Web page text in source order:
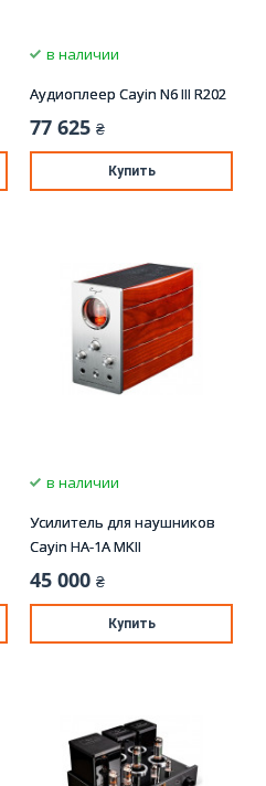
в наличии
Аудиоплеер Cayin N6 III R202
77 625 ₴
Купить
в наличии
Усилитель для наушников
Cayin HA-1A MKII
45 000 ₴
Купить